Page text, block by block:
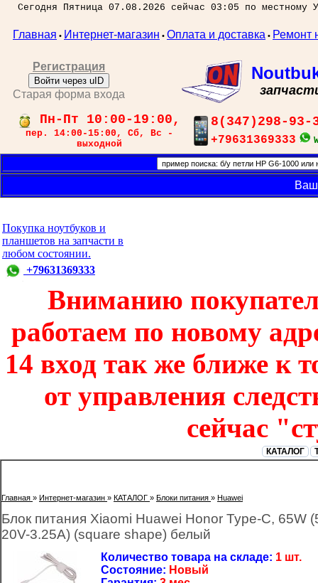
Сегодня Пятница 07.08.2026 сейчас 03:05 по местному
Главная • Интернет-магазин • Оплата и доставка • Ремонт
Регистрация
Войти через uID
Старая форма входа
Пн-Пт 10:00-19:00,
пер. 14:00-15:00, Сб, Вс -
выходной
8(347)298-93-
+79631369333
Покупка ноутбуков и
планшетов на запчасти в
любом состоянии.
+79631369333
Вниманию
работаем по новому
14 вход так же ближе к
от управления
сейчас
КАТАЛОГ
Главная » Интернет-магазин » КАТАЛОГ » Блоки питания » Huawei
Блок питания Xiaomi Huawei Honor Type-C, 65W
20V-3.25A) (square shape) белый
Количество товара на складе: 1 шт.
Состояние: Новый